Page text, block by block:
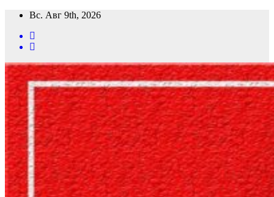
Перейти
содержимому
Вс. Авг 9th, 2026